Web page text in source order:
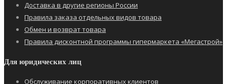
Доставка в другие регионы России
Правила заказа отдельных видов товара
Обмен и возврат товара
Правила дисконтной программы гипермаркета «Мегастрой»
Для юридических лиц
Обслуживание корпоративных клиентов